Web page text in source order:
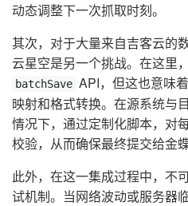
动态调整下一次抓取时刻。
其次，对于大量来自吉客云的
云星空是另一个挑战。在这里
batchSave API，但这也意味
映射和格式转换。在源系统与
情况下，通过定制化脚本，对
校验，从而确保最终提交给金
此外，在这一集成过程中，不
试机制。当网络波动或服务器